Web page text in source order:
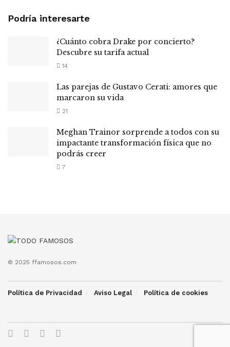
Podría interesarte
¿Cuánto cobra Drake por concierto?
Descubre su tarifa actual
14
Las parejas de Gustavo Cerati: amores que
marcaron su vida
21
Meghan Trainor sorprende a todos con su
impactante transformación física que no
podrás creer
7
© 2025 ffamosos.com
Política de Privacidad Aviso Legal Política de cookies